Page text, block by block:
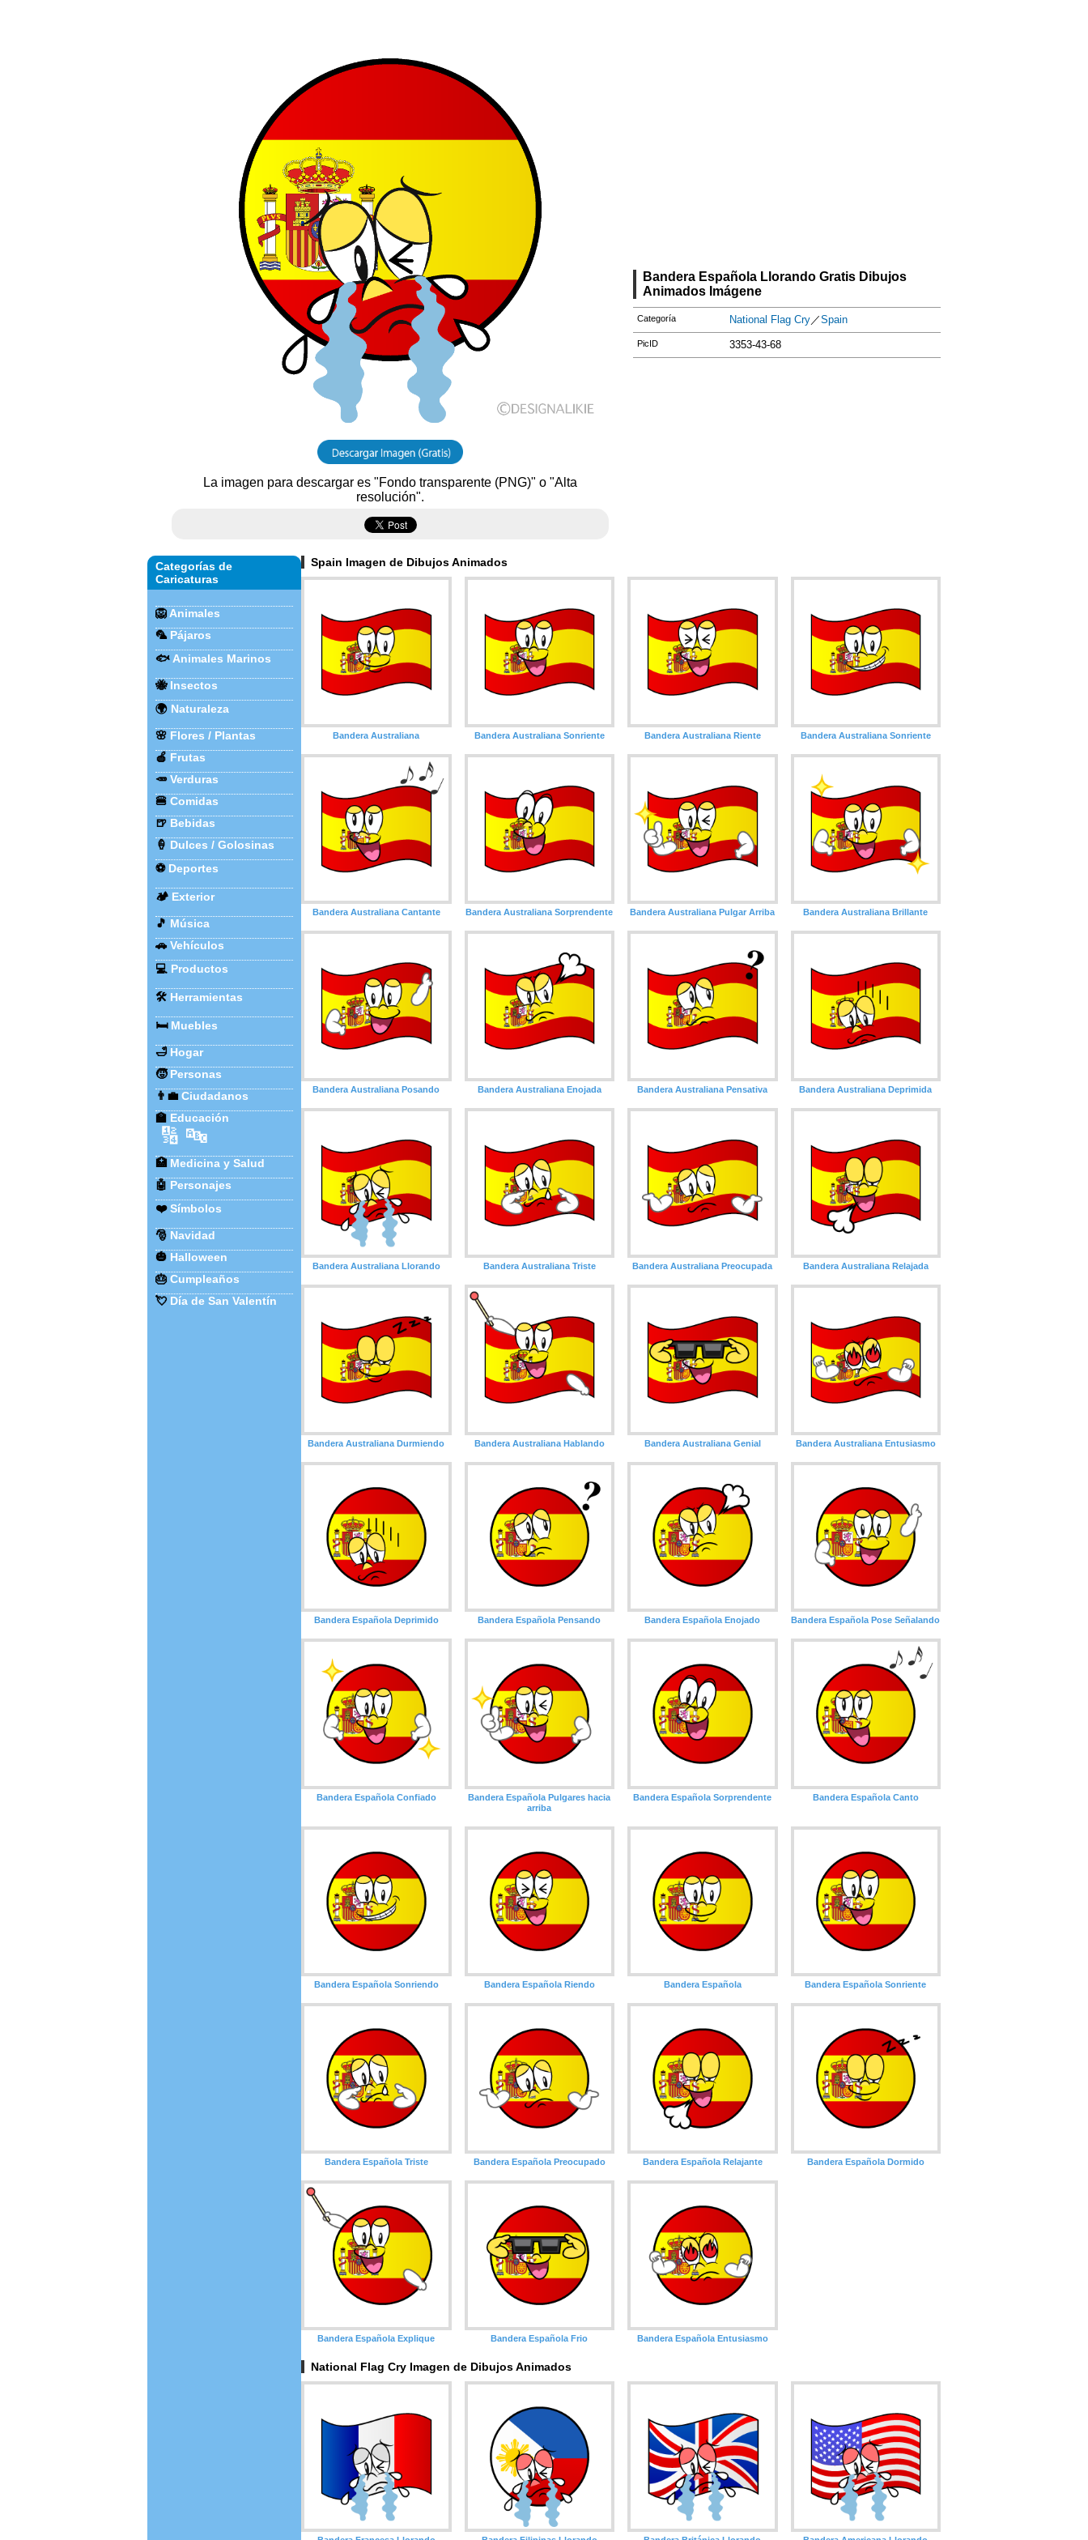
La imagen para descargar es "Fondo transparente (PNG)" o "Alta
resolución".
Bandera Española Llorando Gratis Dibujos
Animados Imágene
Categoría National Flag Cry／Spain
PicID 3353-43-68
Categorías de
Caricaturas
🦁 Animales
🦜 Pájaros
🐟 Animales Marinos
🐝 Insectos
🌍 Naturaleza
🌸 Flores / Plantas
🍎 Frutas
🥕 Verduras
🍔 Comidas
🍺 Bebidas
🍦 Dulces / Golosinas
⚽ Deportes
🏕️ Exterior
🎵 Música
🚗 Vehículos
💻 Productos
🛠️ Herramientas
🛏️ Muebles
🛁 Hogar
🧒 Personas
👨‍💼 Ciudadanos
🏫 Educación
🔢 🔤
🏥 Medicina y Salud
🤖 Personajes
❤️Símbolos
🎅 Navidad
🎃 Halloween
🎂 Cumpleaños
💘 Día de San Valentín
Spain Imagen de Dibujos Animados
Bandera Australiana Bandera Australiana Sonriente Bandera Australiana Riente Bandera Australiana Sonriente
Bandera Australiana Cantante Bandera Australiana Sorprendente Bandera Australiana Pulgar Arriba Bandera Australiana Brillante
Bandera Australiana Posando Bandera Australiana Enojada Bandera Australiana Pensativa Bandera Australiana Deprimida
Bandera Australiana Llorando Bandera Australiana Triste Bandera Australiana Preocupada Bandera Australiana Relajada
Bandera Australiana Durmiendo Bandera Australiana Hablando Bandera Australiana Genial Bandera Australiana Entusiasmo
Bandera Española Deprimido Bandera Española Pensando Bandera Española Enojado Bandera Española Pose Señalando
Bandera Española Confiado
Bandera Española Pulgares hacia
arriba
Bandera Española Sorprendente Bandera Española Canto
Bandera Española Sonriendo Bandera Española Riendo Bandera Española Bandera Española Sonriente
Bandera Española Triste Bandera Española Preocupado Bandera Española Relajante Bandera Española Dormido
Bandera Española Explique Bandera Española Frio Bandera Española Entusiasmo
National Flag Cry Imagen de Dibujos Animados